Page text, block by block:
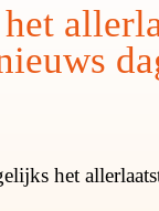
het